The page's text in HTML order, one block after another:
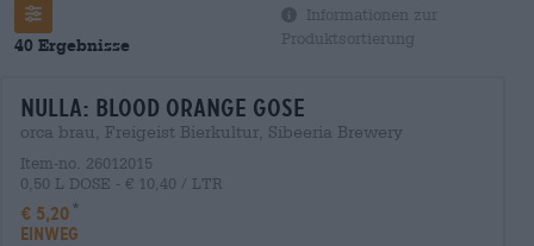
40 Ergebnisse
Informationen zur
Produktsortierung
nulla: blood orange gose
orca brau, Freigeist Bierkultur, Sibeeria Brewery
Item-no. 26012015
0,50 L DOSE - € 10,40 / LTR
€ 5,20
EINWEG